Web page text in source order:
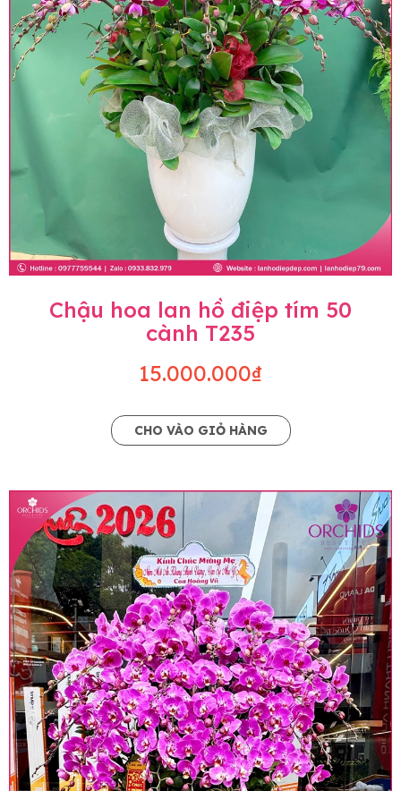
Chậu hoa lan hồ điệp tím 50
cành T235
15.000.000₫
CHO VÀO GIỎ HÀNG